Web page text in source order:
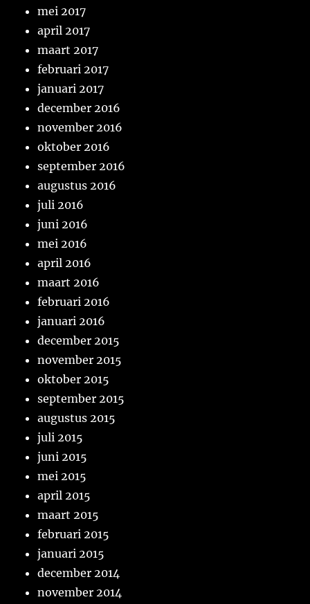
mei 2017
april 2017
maart 2017
februari 2017
januari 2017
december 2016
november 2016
oktober 2016
september 2016
augustus 2016
juli 2016
juni 2016
mei 2016
april 2016
maart 2016
februari 2016
januari 2016
december 2015
november 2015
oktober 2015
september 2015
augustus 2015
juli 2015
juni 2015
mei 2015
april 2015
maart 2015
februari 2015
januari 2015
december 2014
november 2014